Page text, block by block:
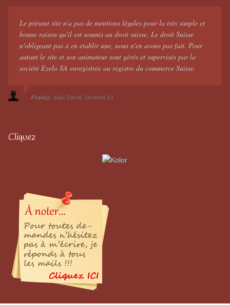
Le présent site n'a pas de mentions légales pour la très simple et
bonne raison qu'il est soumis au droit suisse. Le droit Suisse
n'obligeant pas à en établir une, nous n'en avons pas fait. Pour
autant le site et son animateur sont gérés et supervisés par la
société Eyelo SA enregistrée au registre du commerce Suisse.
Franky Alias Darth Skynima SA
Cliquez